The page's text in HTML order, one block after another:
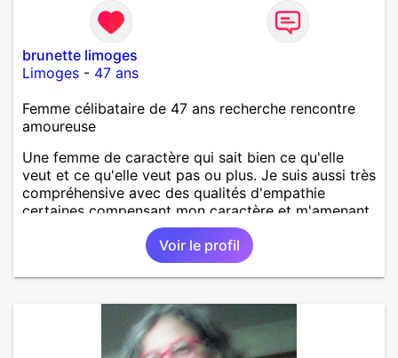
brunette limoges
Limoges - 47 ans
Femme célibataire de 47 ans recherche rencontre
amoureuse
Une femme de caractère qui sait bien ce qu'elle
veut et ce qu'elle veut pas ou plus. Je suis aussi très
compréhensive avec des qualités d'empathie
certaines compensant mon caractère et m'amenant
très souvent à des discussions intéressantes
permettant de progresser.Voir le profil